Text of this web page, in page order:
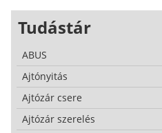
Tudástár
ABUS
Ajtónyitás
Ajtózár csere
Ajtózár szerelés